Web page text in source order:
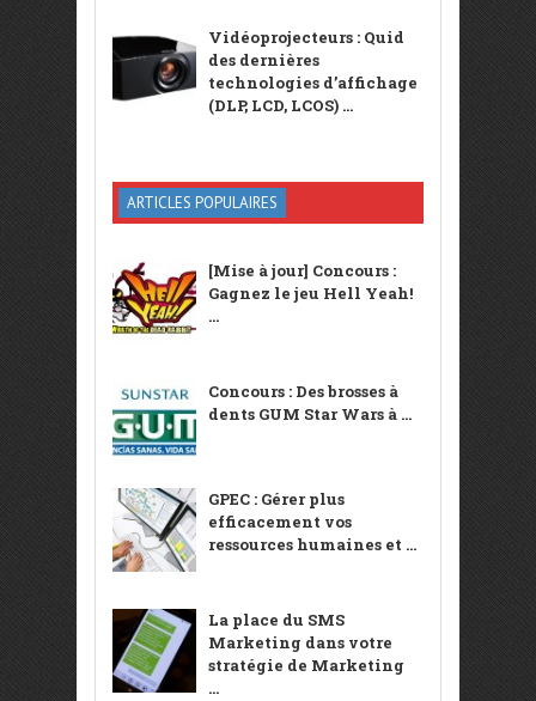
Vidéoprojecteurs : Quid
des dernières
technologies d’affichage
(DLP, LCD, LCOS) ...
ARTICLES POPULAIRES
[Mise à jour] Concours :
Gagnez le jeu Hell Yeah!
...
Concours : Des brosses à
dents GUM Star Wars à ...
GPEC : Gérer plus
efficacement vos
ressources humaines et ...
La place du SMS
Marketing dans votre
stratégie de Marketing
...